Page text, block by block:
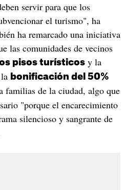
servir para que los
el turismo", ha
ha remarcado una iniciativa
las comunidades de vecinos
pisos turísticosy la
bonificación del 50%
familias de la ciudad, algo que
"porque el encarecimiento
silencioso y sangrante de